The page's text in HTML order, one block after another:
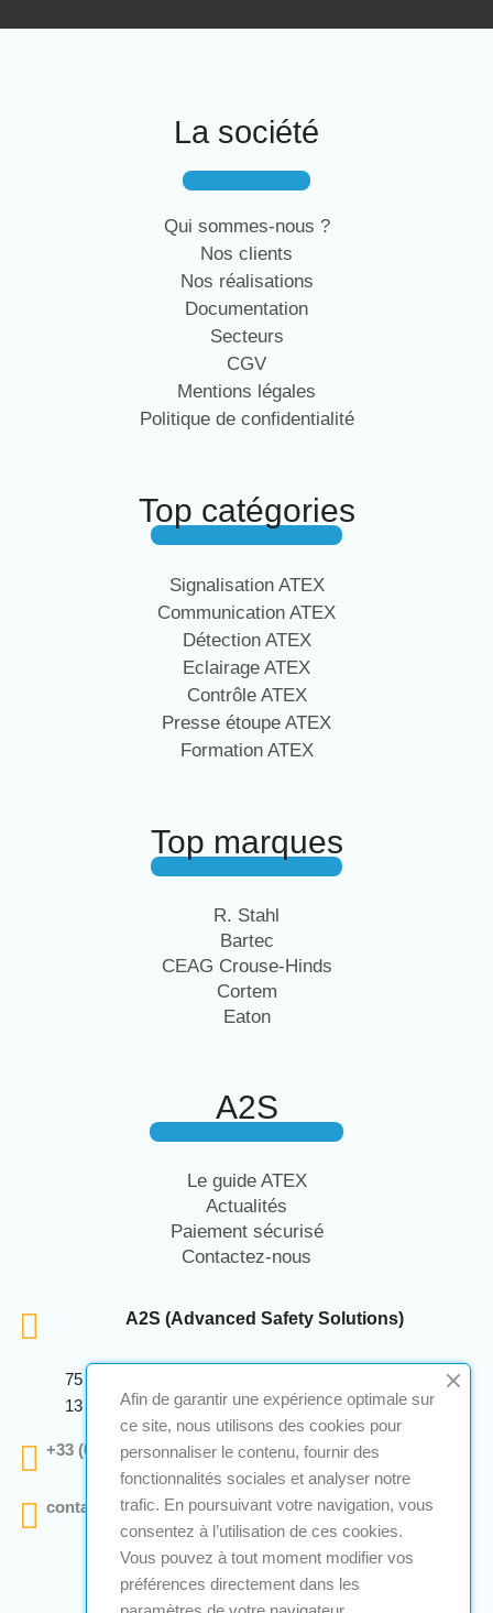
La société
Qui sommes-nous ?
Nos clients
Nos réalisations
Documentation
Secteurs
CGV
Mentions légales
Politique de confidentialité
Top catégories
Signalisation ATEX
Communication ATEX
Détection ATEX
Eclairage ATEX
Contrôle ATEX
Presse étoupe ATEX
Formation ATEX
Top marques
R. Stahl
Bartec
CEAG Crouse-Hinds
Cortem
Eaton
A2S
Le guide ATEX
Actualités
Paiement sécurisé
Contactez-nous
A2S (Advanced Safety Solutions)
75 Avenue Marcellin Berthelot Anthelios Bâtiment E
13 290 Aix En Provence
+33 (0)4 12 28 00 69
contact@a2s-atex.com
Afin de garantir une expérience optimale sur
ce site, nous utilisons des cookies pour
personnaliser le contenu, fournir des
fonctionnalités sociales et analyser notre
trafic. En poursuivant votre navigation, vous
consentez à l’utilisation de ces cookies.
Vous pouvez à tout moment modifier vos
préférences directement dans les